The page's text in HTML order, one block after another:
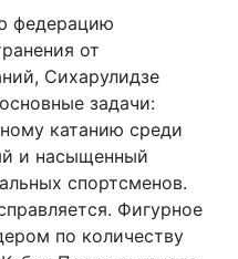
федерацию
от
Сихарулидзе
задачи:
катанию среди
и насыщенный
спортсменов.
Фигурное
по количеству